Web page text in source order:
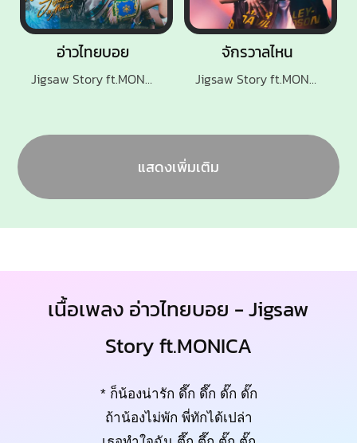
จักรวาลไหน
Jigsaw Story ft.MONICA
อ่าวไทยบอย
Jigsaw Story ft.MONICA
แสดงเพิ่มเติม
เนื้อเพลง อ่าวไทยบอย - Jigsaw
Story ft.MONICA
* ก็น้องน่ารัก ดึ๊ก ดึ๊ก ดั๊ก ดั๊ก
ถ้าน้องไม่พัก พี่ทักได้เปล่า